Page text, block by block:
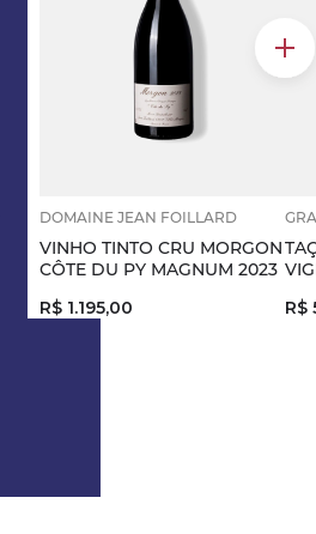
DOMAINE JEAN FOILLARD
VINHO TINTO CRU MORGON
CÔTE DU PY MAGNUM 2023
R$ 1.195,00
R$